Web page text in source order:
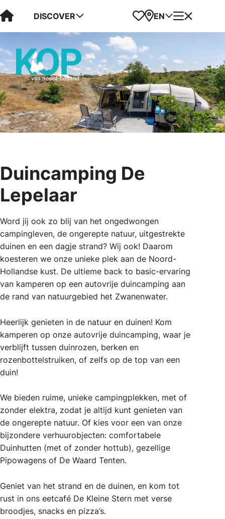
Visit Kop van Holland
DISCOVER Favorites
Map
EN Menu
Duincamping De
Lepelaar
Word jij ook zo blij van het ongedwongen
campingleven, de ongerepte natuur, uitgestrekte
duinen en een dagje strand? Wij ook! Daarom
koesteren we onze unieke plek aan de Noord-
Hollandse kust. De ultieme back to basic-ervaring
van kamperen op een autovrije duincamping aan
de rand van natuurgebied het Zwanenwater.
Heerlijk genieten in de natuur en duinen! Kom
kamperen op onze autovrije duincamping, waar je
verblijft tussen duinrozen, berken en
rozenbottelstruiken, of zelfs op de top van een
duin!
We bieden ruime, unieke campingplekken, met of
zonder elektra, zodat je altijd kunt genieten van
de ongerepte natuur. Of kies voor een van onze
bijzondere verhuurobjecten: comfortabele
Duinhutten (met of zonder hottub), gezellige
Pipowagens of De Waard Tenten.
Geniet van het strand en de duinen, en kom tot
rust in ons eetcafé De Kleine Stern met verse
broodjes, snacks en pizza’s.